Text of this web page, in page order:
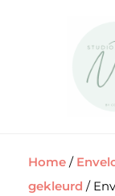
Home /
gekleurd /